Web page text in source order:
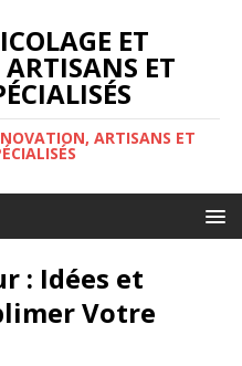
ET
ET
ARTISANS ET
: Idées et
Votre